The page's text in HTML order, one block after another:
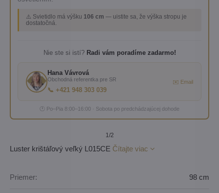
⚠️ Svietidlo má výšku 106 cm — uistite sa, že výška stropu je
dostatočná.
Nie ste si istí? Radi vám poradíme zadarmo!
Hana Vávrová
Obchodná referentka pre SR
📞 +421 948 303 039
✉️ Email
🕐 Po–Pia 8:00–16:00 · Sobota po predchádzajúcej dohode
1/2
Luster krištáľový veľký L015CE Čítajte viac
Priemer: 98 cm